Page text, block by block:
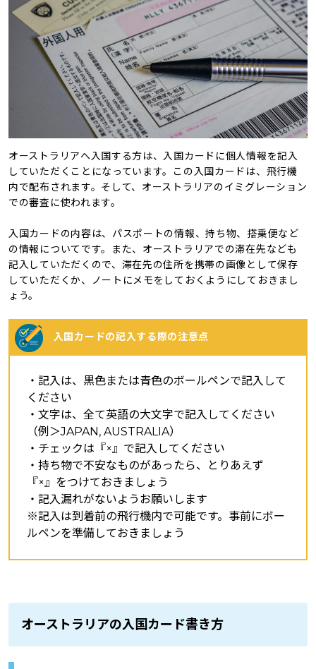
オーストラリアへ入国する方は、入国カードに個人情報を記入
していただくことになっています。この入国カードは、飛行機
内で配布されます。そして、オーストラリアのイミグレーション
での審査に使われます。
入国カードの内容は、パスポートの情報、持ち物、搭乗便など
の情報についてです。また、オーストラリアでの滞在先なども
記入していただくので、滞在先の住所を携帯の画像として保存
していただくか、ノートにメモをしておくようにしておきまし
ょう。
入国カードの記入する際の注意点
・記入は、黒色または青色のボールペンで記入して
ください
・文字は、全て英語の大文字で記入してください
（例＞JAPAN, AUSTRALIA）
・チェックは『×』で記入してください
・持ち物で不安なものがあったら、とりあえず
『×』をつけておきましょう
・記入漏れがないようお願いします
※記入は到着前の飛行機内で可能です。事前にボー
ルペンを準備しておきましょう
オーストラリアの入国カード書き方